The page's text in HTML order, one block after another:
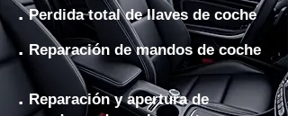
.Perdida total de llaves de coche
. Reparación de mandos de coche
. Reparación y apertura de